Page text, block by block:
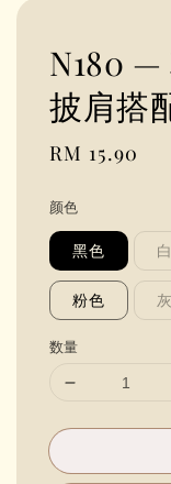
N180 —
披肩搭
Regular
RM 15.90
颜色
黑色
粉色
数量